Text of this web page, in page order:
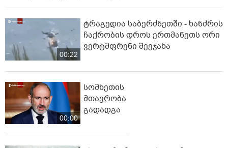
00:22
ტრაგედია საბერძნეთში - ხანძრის
ჩაქრობის დროს ერთმანეთს ორი
ვერტმფრენი შეეჯახა
00:00
სომხეთის
მთავრობა
გადადგა